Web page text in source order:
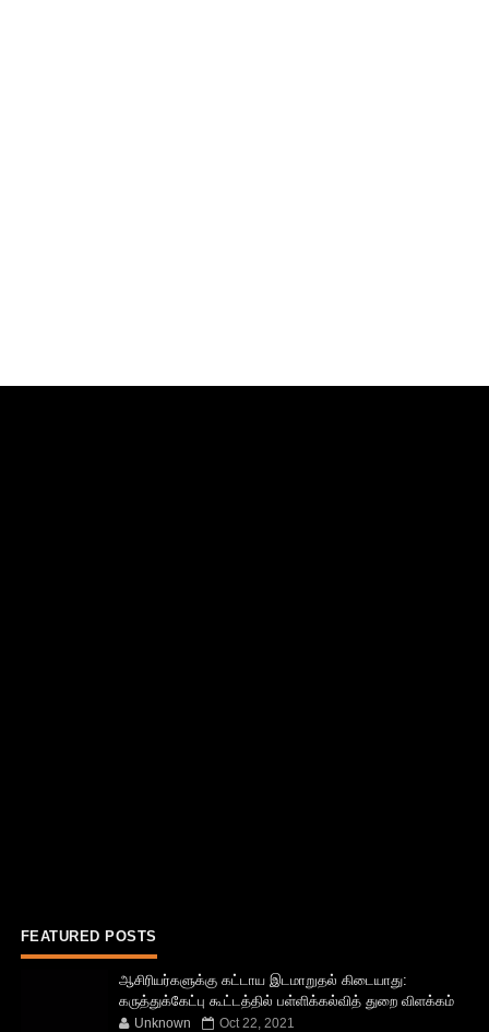
FEATURED POSTS
ஆசிரியர்களுக்கு கட்டாய இடமாறுதல் கிடையாது:
கருத்துக்கேட்பு கூட்டத்தில் பள்ளிக்கல்வித் துறை விளக்கம்
Unknown Oct 22, 2021